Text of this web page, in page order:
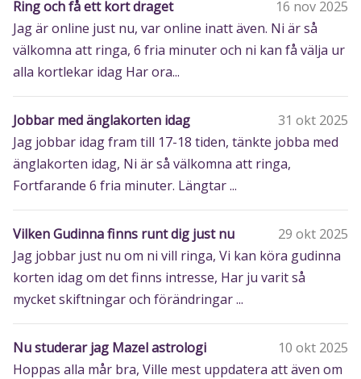
Ring och få ett kort draget
16 nov 2025
Jag är online just nu, var online inatt även. Ni är så
välkomna att ringa, 6 fria minuter och ni kan få välja ur
alla kortlekar idag Har ora...
Jobbar med änglakorten idag
31 okt 2025
Jag jobbar idag fram till 17-18 tiden, tänkte jobba med
änglakorten idag, Ni är så välkomna att ringa,
Fortfarande 6 fria minuter. Längtar ...
Vilken Gudinna finns runt dig just nu
29 okt 2025
Jag jobbar just nu om ni vill ringa, Vi kan köra gudinna
korten idag om det finns intresse, Har ju varit så
mycket skiftningar och förändringar ...
Nu studerar jag Mazel astrologi
10 okt 2025
Hoppas alla mår bra, Ville mest uppdatera att även om